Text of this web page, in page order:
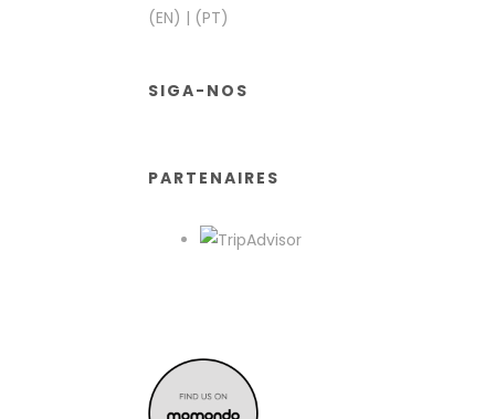
(EN) | (PT)
SIGA-NOS
PARTENAIRES